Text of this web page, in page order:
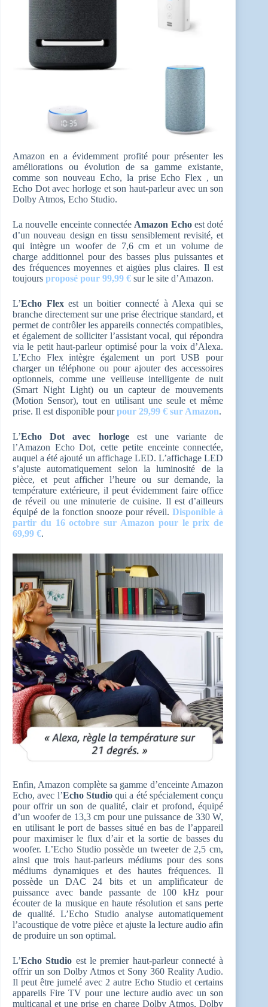
Amazon en a évidemment profité pour présenter les
améliorations ou évolution de sa gamme existante,
comme son nouveau Echo, la prise Echo Flex , un
Echo Dot avec horloge et son haut-parleur avec un son
Dolby Atmos, Echo Studio.
La nouvelle enceinte connectée Amazon Echoest doté
d’un nouveau design en tissu sensiblement revisité, et
qui intègre un woofer de 7,6 cm et un volume de
charge additionnel pour des basses plus puissantes et
des fréquences moyennes et aigües plus claires. Il est
toujours proposé pour 99,99 € sur le site d’Amazon.
L’Echo Flexest un boitier connecté à Alexa qui se
branche directement sur une prise électrique standard, et
permet de contrôler les appareils connectés compatibles,
et également de solliciter l’assistant vocal, qui répondra
via le petit haut-parleur optimisé pour la voix d’Alexa.
L’Echo Flex intègre également un port USB pour
charger un téléphone ou pour ajouter des accessoires
optionnels, comme une veilleuse intelligente de nuit
(Smart Night Light) ou un capteur de mouvements
(Motion Sensor), tout en utilisant une seule et même
prise. Il est disponible pourpour 29,99 € sur Amazon.
L’Echo Dot avec horlogeest une variante de
l’Amazon Echo Dot, cette petite enceinte connectée,
auquel a été ajouté un affichage LED. L’affichage LED
s’ajuste automatiquement selon la luminosité de la
pièce, et peut afficher l’heure ou sur demande, la
température extérieure, il peut évidemment faire office
de réveil ou une minuterie de cuisine. Il est d’ailleurs
équipé de la fonction snooze pour réveil.Disponible à
partir du 16 octobre sur Amazon pour le prix de
69,99 €.
Enfin, Amazon complète sa gamme d’enceinte Amazon
Echo, avec l’Echo Studioqui a été spécialement conçu
pour offrir un son de qualité, clair et profond, équipé
d’un woofer de 13,3 cm pour une puissance de 330 W,
en utilisant le port de basses situé en bas de l’appareil
pour maximiser le flux d’air et la sortie de basses du
woofer. L’Echo Studio possède un tweeter de 2,5 cm,
ainsi que trois haut-parleurs médiums pour des sons
médiums dynamiques et des hautes fréquences. Il
possède un DAC 24 bits et un amplificateur de
puissance avec bande passante de 100 kHz pour
écouter de la musique en haute résolution et sans perte
de qualité. L’Echo Studio analyse automatiquement
l’acoustique de votre pièce et ajuste la lecture audio afin
de produire un son optimal.
L’Echo Studio est le premier haut-parleur connecté à
offrir un son Dolby Atmos et Sony 360 Reality Audio.
Il peut être jumelé avec 2 autre Echo Studio et certains
appareils Fire TV pour une lecture audio avec un son
multicanal et une prise en charge Dolby Atmos, Dolby